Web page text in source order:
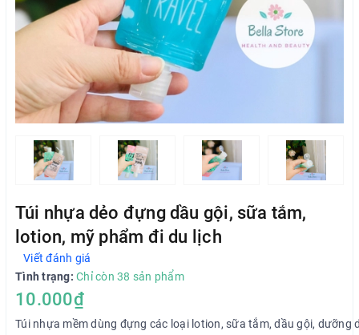
Túi nhựa dẻo đựng dầu gội, sữa tắm,
lotion, mỹ phẩm đi du lịch
Viết đánh giá
Tình trạng: Chỉ còn 38 sản phẩm
10.000₫
Túi nhựa mềm dùng đựng các loại lotion, sữa tắm, dầu gội,